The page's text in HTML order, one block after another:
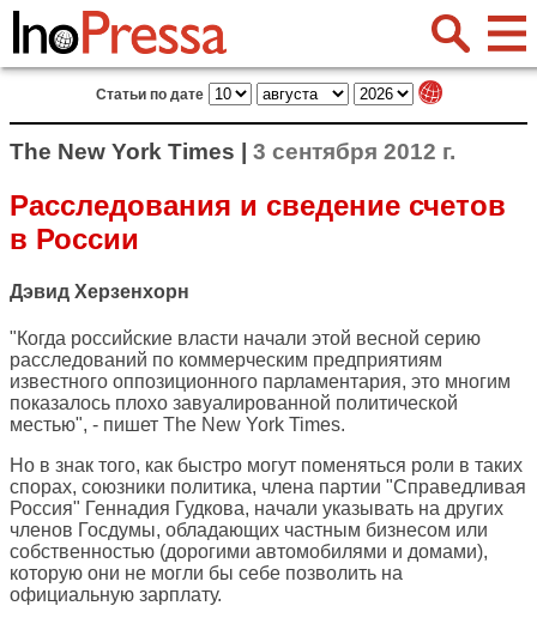
Статьи по дате
The New York Times | 3 сентября 2012 г.
Расследования и сведение счетов
в России
Дэвид Херзенхорн
"Когда российские власти начали этой весной серию
расследований по коммерческим предприятиям
известного оппозиционного парламентария, это многим
показалось плохо завуалированной политической
местью", - пишет The New York Times.
Но в знак того, как быстро могут поменяться роли в таких
спорах, союзники политика, члена партии "Справедливая
Россия" Геннадия Гудкова, начали указывать на других
членов Госдумы, обладающих частным бизнесом или
собственностью (дорогими автомобилями и домами),
которую они не могли бы себе позволить на
официальную зарплату.